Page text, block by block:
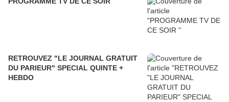
RETROUVEZ "LE JOURNAL GRATUIT
DU PARIEUR" SPECIAL QUINTE +
HEBDO